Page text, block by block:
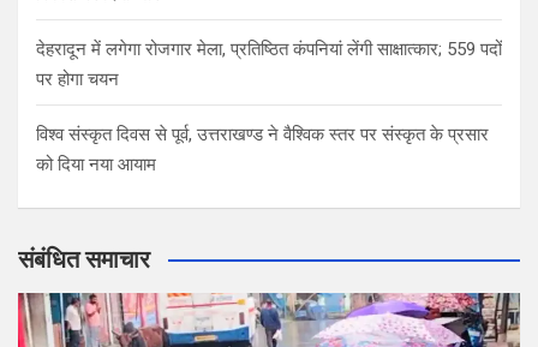
देहरादून में लगेगा रोजगार मेला, प्रतिष्ठित कंपनियां लेंगी साक्षात्कार; 559 पदों
पर होगा चयन
विश्व संस्कृत दिवस से पूर्व, उत्तराखण्ड ने वैश्विक स्तर पर संस्कृत के प्रसार
को दिया नया आयाम
संबंधित समाचार